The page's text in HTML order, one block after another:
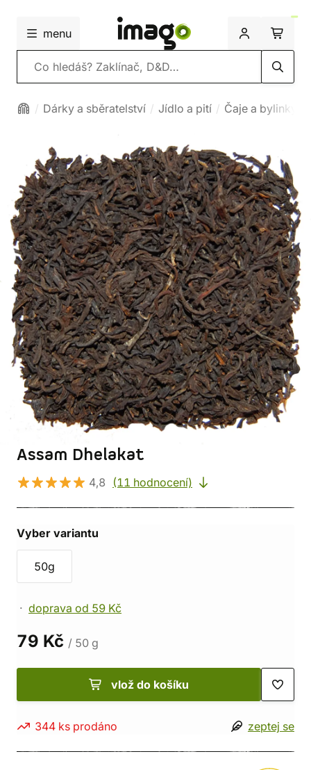
menu
Vyhledávání
Dárky a sběratelství Jídlo a pití Čaje a bylinky
Assam Dhelakat
4,8 (11 hodnocení)
Vyber variantu
50g
doprava od 59 Kč
79 Kč / 50 g
vlož do košíku
344 ks prodáno zeptej se